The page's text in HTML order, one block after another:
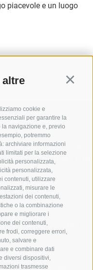
altre
cookie e
per garantire la
navigazione e, previo
potremmo
archiviare informazioni
limitati per la selezione
personalizzata,
personalizzata,
contenuti, utilizzare
misurare le
dei contenuti,
o la combinazione
e migliorare i
dei contenuti,
frodi, correggere errori,
salvare e
e combinare dati
diversi dispositivi,
trasmesse
piacevole e un luogo
SPORT E
MOMENTI
SCIARE
ESCURSIONI
ALTA
BIKE